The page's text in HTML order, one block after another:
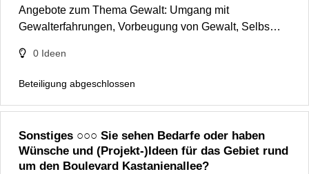
Angebote zum Thema Gewalt: Umgang mit
Gewalterfahrungen, Vorbeugung von Gewalt, Selbs…
0 Ideen
Beteiligung abgeschlossen
Sonstiges ○○○ Sie sehen Bedarfe oder haben
Wünsche und (Projekt-)Ideen für das Gebiet rund
um den Boulevard Kastanienallee?